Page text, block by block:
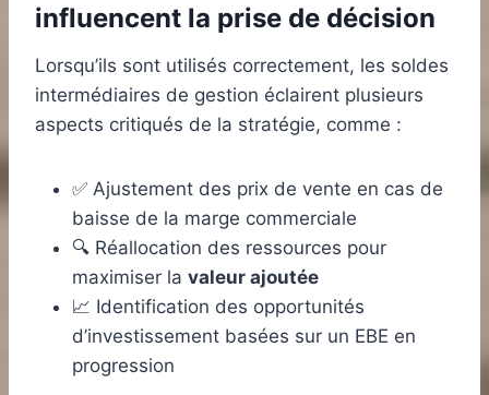
influencent la prise de décision
Lorsqu’ils sont utilisés correctement, les soldes
intermédiaires de gestion éclairent plusieurs
aspects critiqués de la stratégie, comme :
✅ Ajustement des prix de vente en cas de
baisse de la marge commerciale
🔍 Réallocation des ressources pour
maximiser la valeur ajoutée
📈 Identification des opportunités
d’investissement basées sur un EBE en
progression